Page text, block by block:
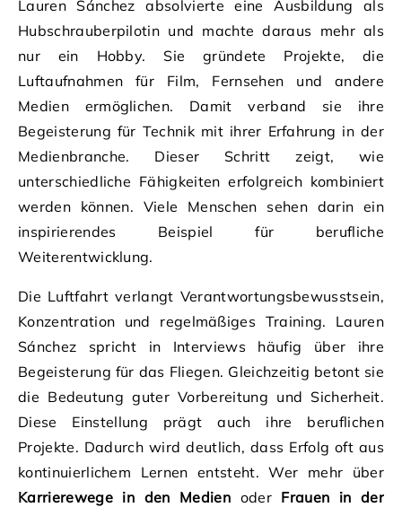
Lauren Sánchez absolvierte eine Ausbildung als
Hubschrauberpilotin und machte daraus mehr als
nur ein Hobby. Sie gründete Projekte, die
Luftaufnahmen für Film, Fernsehen und andere
Medien ermöglichen. Damit verband sie ihre
Begeisterung für Technik mit ihrer Erfahrung in der
Medienbranche. Dieser Schritt zeigt, wie
unterschiedliche Fähigkeiten erfolgreich kombiniert
werden können. Viele Menschen sehen darin ein
inspirierendes Beispiel für berufliche
Weiterentwicklung.
Die Luftfahrt verlangt Verantwortungsbewusstsein,
Konzentration und regelmäßiges Training. Lauren
Sánchez spricht in Interviews häufig über ihre
Begeisterung für das Fliegen. Gleichzeitig betont sie
die Bedeutung guter Vorbereitung und Sicherheit.
Diese Einstellung prägt auch ihre beruflichen
Projekte. Dadurch wird deutlich, dass Erfolg oft aus
kontinuierlichem Lernen entsteht. Wer mehr über
Karrierewege in den Medien oder Frauen in der